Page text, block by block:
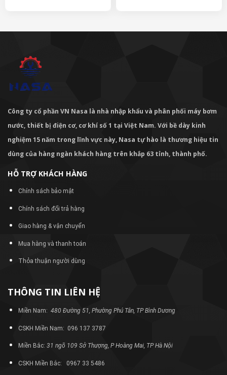
Công ty cổ phần VN Nasa là nhà nhập khẩu và phân phối máy bơm
nước, thiết bị điện cơ, cơ khí số 1 tại Việt Nam. Với bề dày kinh
nghiệm 15 năm trong lĩnh vực này, Nasa tự hào là thương hiệu tin
dùng của hàng ngàn khách hàng trên khắp 63 tỉnh, thành phố.
HỖ TRỢ KHÁCH HÀNG
Chính sách bảo mật
Chính sách đổi trả hàng
Giao hàng & vận chuyển
Mua hàng và thanh toán
Thỏa thuận người dùng
THÔNG TIN LIÊN HỆ
Miền Nam: 480 Đường 51, Phường Phú Tân, TP Bình Dương
CSKH Miền Nam: 096 137 3787
Miền Bắc: 31 ngõ 109 Sở Thượng, P Hoàng Mai, TP Hà Nội
CSKH Miền Bắc: 0967 33 5486